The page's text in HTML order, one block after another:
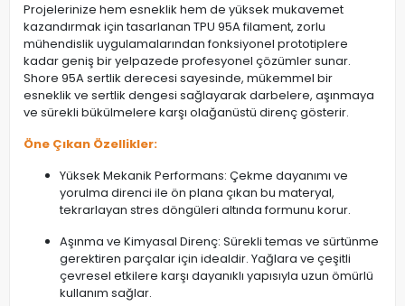
Projelerinize hem esneklik hem de yüksek mukavemet
kazandırmak için tasarlanan TPU 95A filament, zorlu
mühendislik uygulamalarından fonksiyonel prototiplere
kadar geniş bir yelpazede profesyonel çözümler sunar.
Shore 95A sertlik derecesi sayesinde, mükemmel bir
esneklik ve sertlik dengesi sağlayarak darbelere, aşınmaya
ve sürekli bükülmelere karşı olağanüstü direnç gösterir.
Öne Çıkan Özellikler:
Yüksek Mekanik Performans: Çekme dayanımı ve
yorulma direnci ile ön plana çıkan bu materyal,
tekrarlayan stres döngüleri altında formunu korur.
Aşınma ve Kimyasal Direnç: Sürekli temas ve sürtünme
gerektiren parçalar için idealdir. Yağlara ve çeşitli
çevresel etkilere karşı dayanıklı yapısıyla uzun ömürlü
kullanım sağlar.